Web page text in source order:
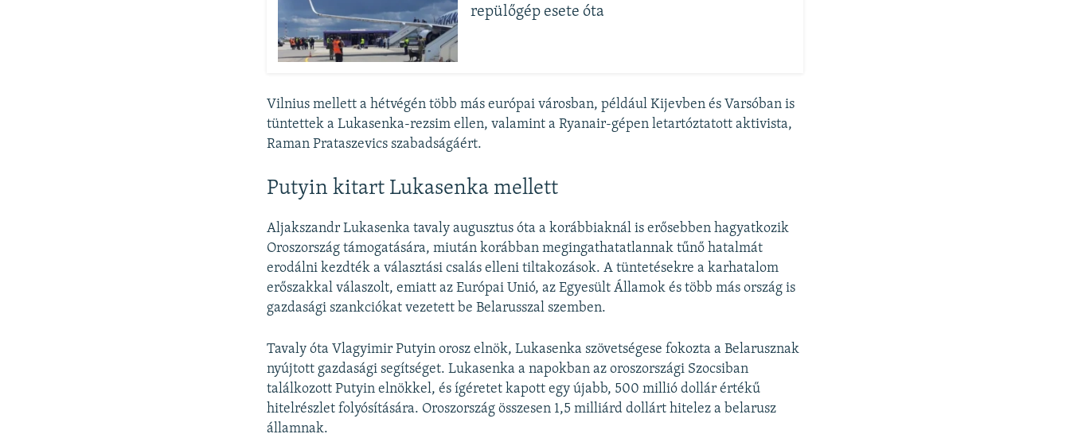
repülőgép esete óta
Vilnius mellett a hétvégén több más európai városban, például Kijevben és Varsóban is
tüntettek a Lukasenka-rezsim ellen, valamint a Ryanair-gépen letartóztatott aktivista,
Raman Prataszevics szabadságáért.
Putyin kitart Lukasenka mellett
Aljakszandr Lukasenka tavaly augusztus óta a korábbiaknál is erősebben hagyatkozik
Oroszország támogatására, miután korábban megingathatatlannak tűnő hatalmát
erodálni kezdték a választási csalás elleni tiltakozások. A tüntetésekre a karhatalom
erőszakkal válaszolt, emiatt az Európai Unió, az Egyesült Államok és több más ország is
gazdasági szankciókat vezetett be Belarusszal szemben.
Tavaly óta Vlagyimir Putyin orosz elnök, Lukasenka szövetségese fokozta a Belarusznak
nyújtott gazdasági segítséget. Lukasenka a napokban az oroszországi Szocsiban
találkozott Putyin elnökkel, és ígéretet kapott egy újabb, 500 millió dollár értékű
hitelrészlet folyósítására. Oroszország összesen 1,5 milliárd dollárt hitelez a belarusz
államnak.